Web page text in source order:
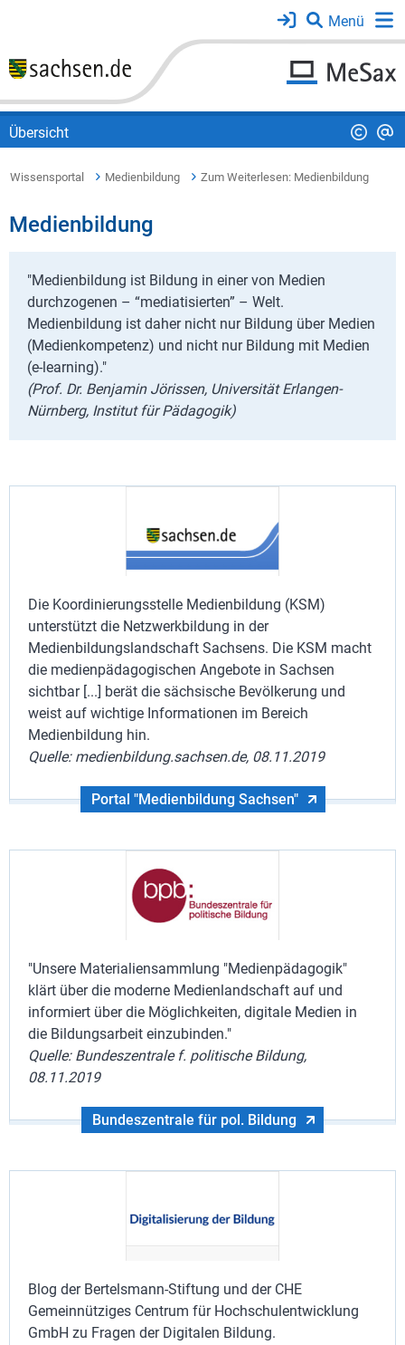
Übersicht
Wissensportal Medienbildung Zum Weiterlesen: Medienbildung
Medienbildung
"Medienbildung ist Bildung in einer von Medien
durchzogenen – “mediatisierten” – Welt.
Medienbildung ist daher nicht nur Bildung über Medien
(Medienkompetenz) und nicht nur Bildung mit Medien
(e-learning)."
(Prof. Dr. Benjamin Jörissen, Universität Erlangen-
Nürnberg, Institut für Pädagogik)
Die Koordinierungsstelle Medienbildung (KSM)
unterstützt die Netzwerkbildung in der
Medienbildungslandschaft Sachsens. Die KSM macht
die medienpädagogischen Angebote in Sachsen
sichtbar [...] berät die sächsische Bevölkerung und
weist auf wichtige Informationen im Bereich
Medienbildung hin.
Quelle: medienbildung.sachsen.de, 08.11.2019
Portal "Medienbildung Sachsen"
"Unsere Materialiensammlung "Medienpädagogik"
klärt über die moderne Medienlandschaft auf und
informiert über die Möglichkeiten, digitale Medien in
die Bildungsarbeit einzubinden."
Quelle: Bundeszentrale f. politische Bildung,
08.11.2019
Bundeszentrale für pol. Bildung
Blog der Bertelsmann-Stiftung und der CHE
Gemeinnütziges Centrum für Hochschulentwicklung
GmbH zu Fragen der Digitalen Bildung.